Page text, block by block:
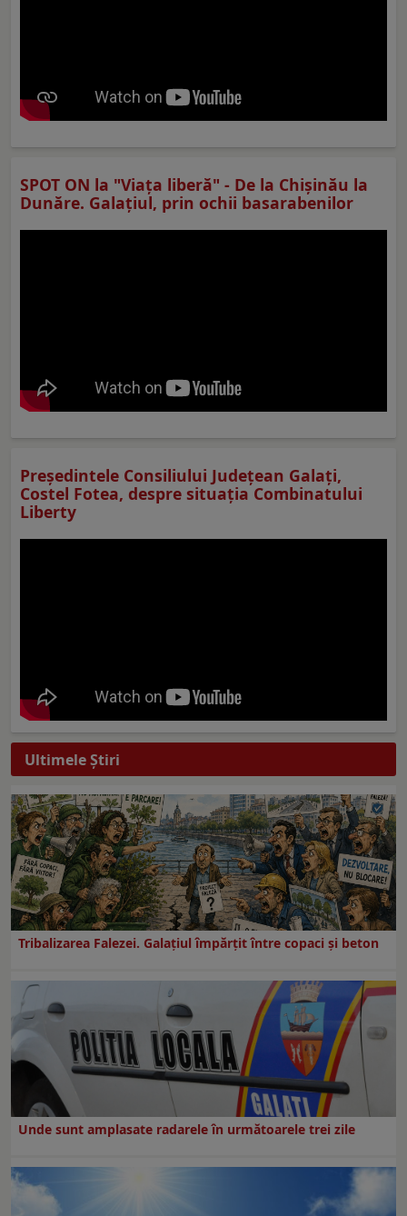
SPOT ON la "Viaţa liberă" - De la Chișinău la
Dunăre. Galațiul, prin ochii basarabenilor
Preşedintele Consiliului Judeţean Galaţi,
Costel Fotea, despre situaţia Combinatului
Liberty
Ultimele Ştiri
Tribalizarea Falezei. Galațiul împărțit între copaci și beton
Unde sunt amplasate radarele în următoarele trei zile